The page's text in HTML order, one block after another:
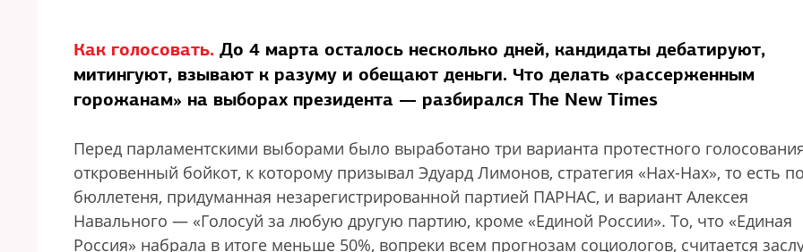
Как голосовать. До 4 марта осталось несколько дней, кандидаты дебатируют,
митингуют, взывают к разуму и обещают деньги. Что делать «рассерженным
горожанам» на выборах президента — разбирался The New Times
Перед парламентскими выборами было выработано три варианта протестного
откровенный бойкот, к которому призывал Эдуард Лимонов, стратегия «Нах-Нах», то есть
бюллетеня, придуманная незарегистрированной партией ПАРНАС, и вариант Алексея
Навального — «Голосуй за любую другую партию, кроме «Единой России». То, что «Единая
Россия» набрала в итоге меньше 50%, вопреки всем прогнозам социологов, считается